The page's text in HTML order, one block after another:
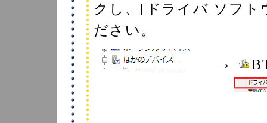
クし、[ドライバ ソフ
ださい。
→